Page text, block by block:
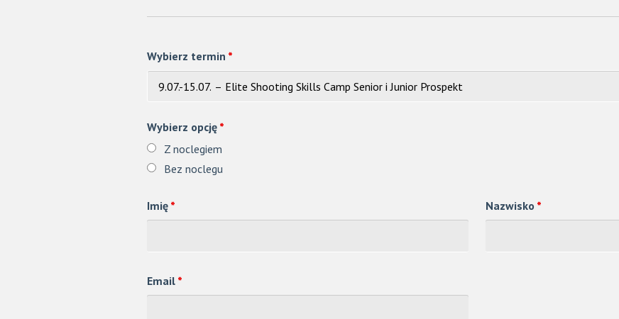
Wybierz termin *
Wybierz opcję *
Z noclegiem
Bez noclegu
Imię * Nazwisko *
Email *